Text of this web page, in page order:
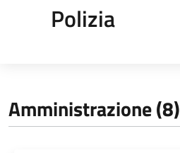
Polizia
Amministrazione (8)